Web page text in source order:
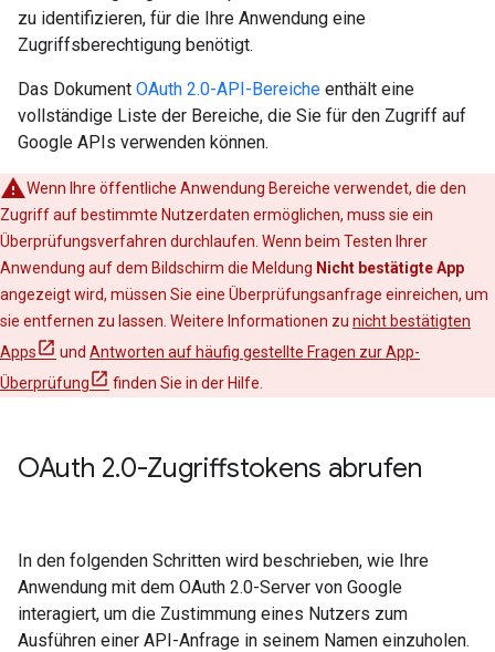
zu identifizieren, für die Ihre Anwendung eine
Zugriffsberechtigung benötigt.
Das Dokument OAuth 2.0-API-Bereiche enthält eine
vollständige Liste der Bereiche, die Sie für den Zugriff auf
Google APIs verwenden können.
Wenn Ihre öffentliche Anwendung Bereiche verwendet, die den
Zugriff auf bestimmte Nutzerdaten ermöglichen, muss sie ein
Überprüfungsverfahren durchlaufen. Wenn beim Testen Ihrer
Anwendung auf dem Bildschirm die Meldung Nicht bestätigte App
angezeigt wird, müssen Sie eine Überprüfungsanfrage einreichen, um
sie entfernen zu lassen. Weitere Informationen zu nicht bestätigten
Apps
und Antworten auf häufig gestellte Fragen zur App-
Überprüfung
finden Sie in der Hilfe.
OAuth 2.0-Zugriffstokens abrufen
In den folgenden Schritten wird beschrieben, wie Ihre
Anwendung mit dem OAuth 2.0-Server von Google
interagiert, um die Zustimmung eines Nutzers zum
Ausführen einer API-Anfrage in seinem Namen einzuholen.